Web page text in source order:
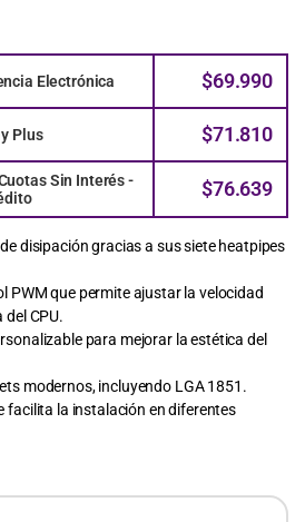
Electrónica $69.990
Plus $71.810
Sin Interés -
$76.639
disipación gracias a sus siete heatpipes
PWM que permite ajustar la velocidad
CPU.
para mejorar la estética del
modernos, incluyendo LGA 1851.
facilita la instalación en diferentes